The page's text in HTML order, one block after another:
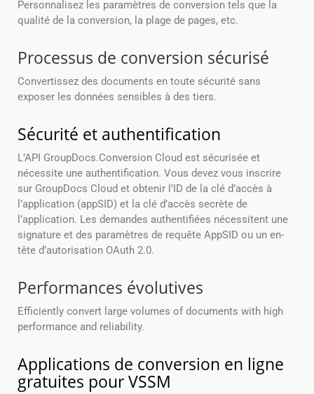
Personnalisez les paramètres de conversion tels que la
qualité de la conversion, la plage de pages, etc.
Processus de conversion sécurisé
Convertissez des documents en toute sécurité sans
exposer les données sensibles à des tiers.
Sécurité et authentification
L’API GroupDocs.Conversion Cloud est sécurisée et
nécessite une authentification. Vous devez vous inscrire
sur GroupDocs Cloud et obtenir l’ID de la clé d’accès à
l’application (appSID) et la clé d’accès secrète de
l’application. Les demandes authentifiées nécessitent une
signature et des paramètres de requête AppSID ou un en-
tête d’autorisation OAuth 2.0.
Performances évolutives
Efficiently convert large volumes of documents with high
performance and reliability.
Applications de conversion en ligne
gratuites pour VSSM